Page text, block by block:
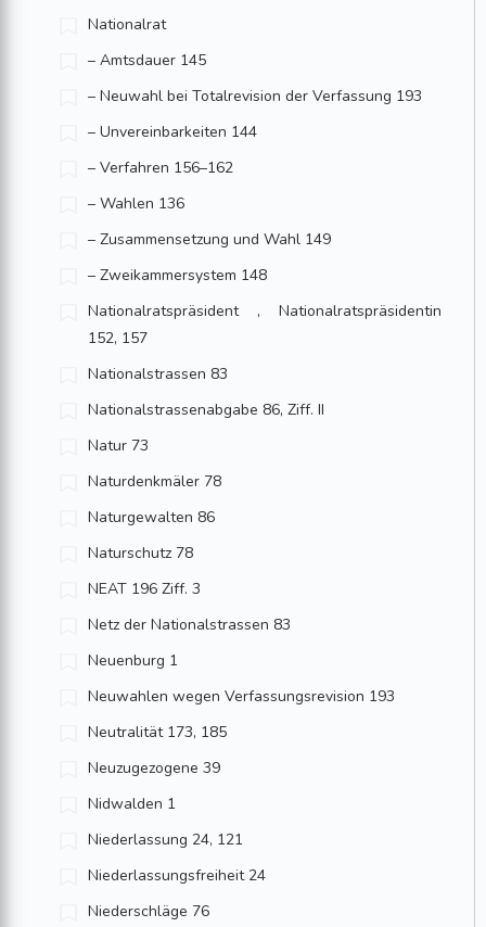
Nationalrat
– Amtsdauer 145
– Neuwahl bei Totalrevision der Verfassung 193
– Unvereinbarkeiten 144
– Verfahren 156–162
– Wahlen 136
– Zusammensetzung und Wahl 149
– Zweikammersystem 148
Nationalratspräsident , Nationalratspräsidentin
152, 157
Nationalstrassen 83
Nationalstrassenabgabe 86, Ziff. II
Natur 73
Naturdenkmäler 78
Naturgewalten 86
Naturschutz 78
NEAT 196 Ziff. 3
Netz der Nationalstrassen 83
Neuenburg 1
Neuwahlen wegen Verfassungsrevision 193
Neutralität 173, 185
Neuzugezogene 39
Nidwalden 1
Niederlassung 24, 121
Niederlassungsfreiheit 24
Niederschläge 76